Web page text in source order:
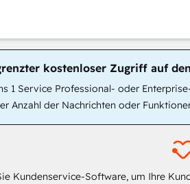
kostenloser Zugriff auf
1 Service Professional- oder
Anzahl der Nachrichten oder
Kundenservice-Software, um Ihre